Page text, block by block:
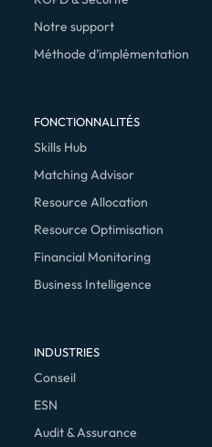
Notre support
Méthode d’implémentation
FONCTIONNALITÉS
Skills Hub
Matching Advisor
Resource Allocation
Resource Optimisation
Financial Monitoring
Business Intelligence
INDUSTRIES
Conseil
ESN
Audit & Assurance